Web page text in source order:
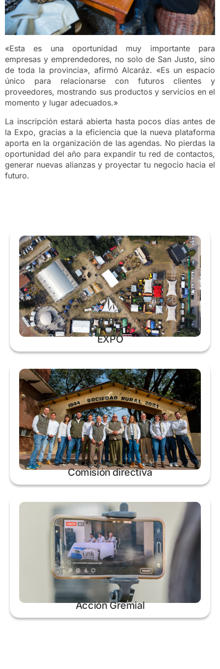
«Esta es una oportunidad muy importante para
empresas y emprendedores, no solo de San Justo, sino
de toda la provincia», afirmó Alcaráz. «Es un espacio
único para relacionarse con futuros clientes y
proveedores, mostrando sus productos y servicios en el
momento y lugar adecuados.»
La inscripción estará abierta hasta pocos días antes de
la Expo, gracias a la eficiencia que la nueva plataforma
aporta en la organización de las agendas. No pierdas la
oportunidad del año para expandir tu red de contactos,
generar nuevas alianzas y proyectar tu negocio hacia el
futuro.
EXPO
Comisión directiva
Acción Gremial